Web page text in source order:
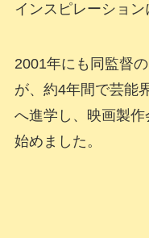
インスピレーション
2001年にも同監督
が、約4年間で芸能
へ進学し、映画製
始めました。